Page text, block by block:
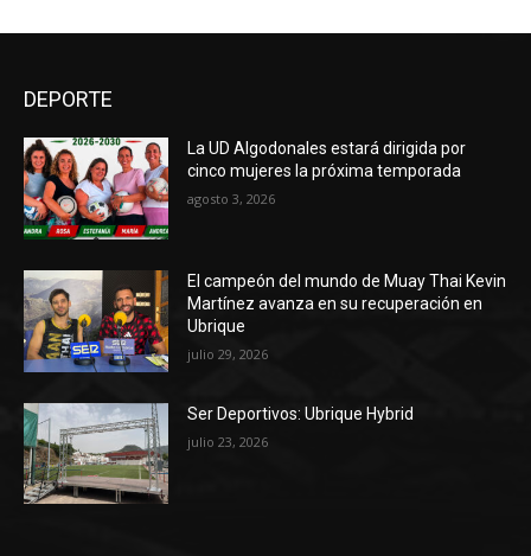
DEPORTE
La UD Algodonales estará dirigida por
cinco mujeres la próxima temporada
agosto 3, 2026
El campeón del mundo de Muay Thai Kevin
Martínez avanza en su recuperación en
Ubrique
julio 29, 2026
Ser Deportivos: Ubrique Hybrid
julio 23, 2026